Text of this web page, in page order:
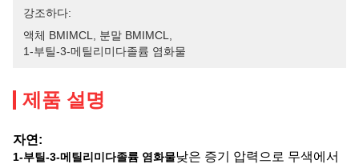
강조하다:
액체 BMIMCL
분말 BMIMCL
1-부틸-3-메틸리미다졸륨 염화물
제품 설명
자연:
1-부틸-3-메틸리미다졸륨 염화물낮은 증기 압력으로 무색에서